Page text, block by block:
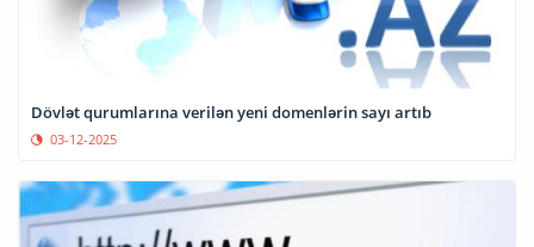
Dövlət qurumlarına verilən yeni domenlərin sayı artıb
03-12-2025